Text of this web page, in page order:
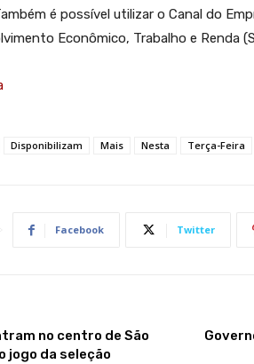
é possível utilizar o Canal do
Econômico, Trabalho e Renda
Disponibilizam Mais Nesta Terça-Feira
Facebook Twitter
no centro de São
jogo da seleção